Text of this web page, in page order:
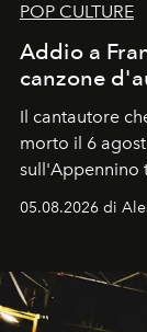
POP CULTURE
Addio a
canzone
Il cantautore
morto il 6
sull'Appennino
05.08.2026 di